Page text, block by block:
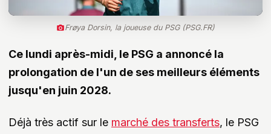
Frøya Dorsin, la joueuse du PSG (PSG.FR)
Ce lundi après-midi, le PSG a annoncé la
prolongation de l'un de ses meilleurs éléments
jusqu'en juin 2028.
Déjà très actif sur le marché des transferts, le PSG